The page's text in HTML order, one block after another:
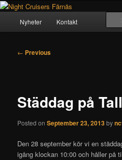
Skip
primary
Crusing since 1984
Nyheter Kontakt
Post
← Previous
Städdag på
Posted onSeptember 23, 2013by
Den 28 september kör vi en
igång klockan 10:00 och håller på